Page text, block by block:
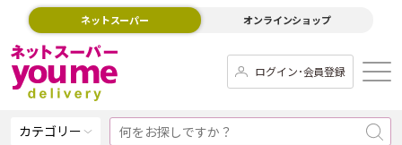
ネットスーパー オンラインショップ
ログイン･会員登録
カテゴリー